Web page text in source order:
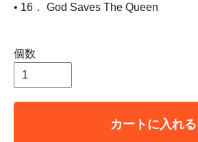
• 16． God Saves The Queen
個数
カートに入れる